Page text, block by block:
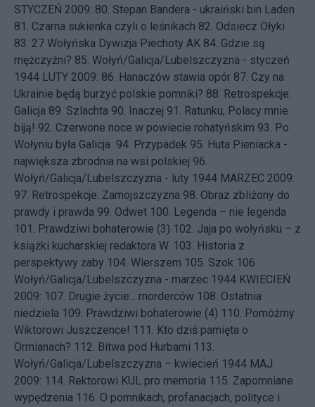
STYCZEŃ 2009: 80. Stepan Bandera - ukraiński bin Laden
81. Czarna sukienka czyli o leśnikach 82. Odsiecz Ołyki
83. 27 Wołyńska Dywizja Piechoty AK 84. Gdzie są
mężczyźni? 85. Wołyń/Galicja/Lubelszczyzna - styczeń
1944 LUTY 2009: 86. Hanaczów stawia opór 87. Czy na
Ukrainie będą burzyć polskie pomniki? 88. Retrospekcje:
Galicja 89. Szlachta 90. Inaczej 91. Ratunku, Polacy mnie
biją! 92. Czerwone noce w powiecie rohatyńskim 93. Po
Wołyniu była Galicja 94. Przypadek 95. Huta Pieniacka -
największa zbrodnia na wsi polskiej 96.
Wołyń/Galicja/Lubelszczyzna - luty 1944 MARZEC 2009:
97. Retrospekcje: Zamojszczyzna 98. Obraz zbliżony do
prawdy i prawda 99. Odwet 100. Legenda – nie legenda
101. Prawdziwi bohaterowie (3) 102. Jaja po wołyńsku – z
książki kucharskiej redaktora W. 103. Historia z
perspektywy żaby 104. Wierszem 105. Szok 106.
Wołyń/Galicja/Lubelszczyzna - marzec 1944 KWIECIEŃ
2009: 107. Drugie życie... morderców 108. Ostatnia
niedziela 109. Prawdziwi bohaterowie (4) 110. Pomóżmy
Wiktorowi Juszczence! 111. Kto dziś pamięta o
Ormianach? 112. Bitwa pod Hurbami 113.
Wołyń/Galicja/Lubelszczyzna – kwiecień 1944 MAJ
2009: 114. Rektorowi KUL pro memoria 115. Zapomniane
wypędzenia 116. O pomnikach, profanacjach, polityce i